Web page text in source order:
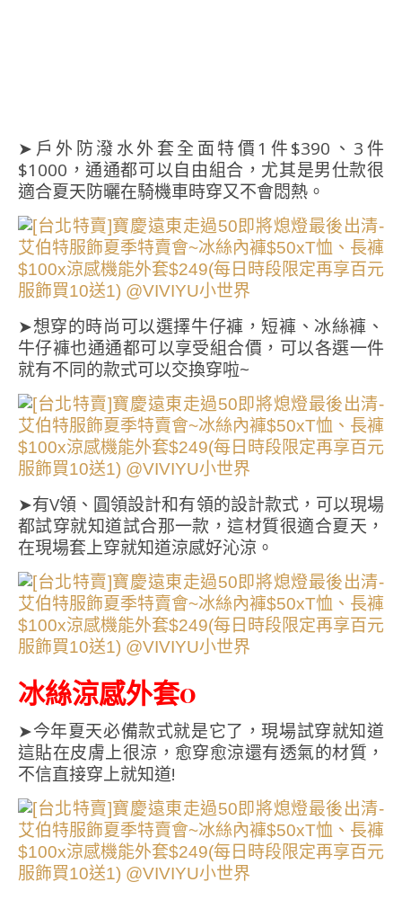
➤戶外防潑水外套全面特價1件$390、3件
$1000，通通都可以自由組合，尤其是男仕款很
適合夏天防曬在騎機車時穿又不會悶熱。
➤想穿的時尚可以選擇牛仔褲，短褲、冰絲褲、
牛仔褲也通通都可以享受組合價，可以各選一件
就有不同的款式可以交換穿啦~
➤有V領、圓領設計和有領的設計款式，可以現場
都試穿就知道試合那一款，這材質很適合夏天，
在現場套上穿就知道涼感好沁涼。
冰絲涼感外套0
➤今年夏天必備款式就是它了，現場試穿就知道
這貼在皮膚上很涼，愈穿愈涼還有透氣的材質，
不信直接穿上就知道!